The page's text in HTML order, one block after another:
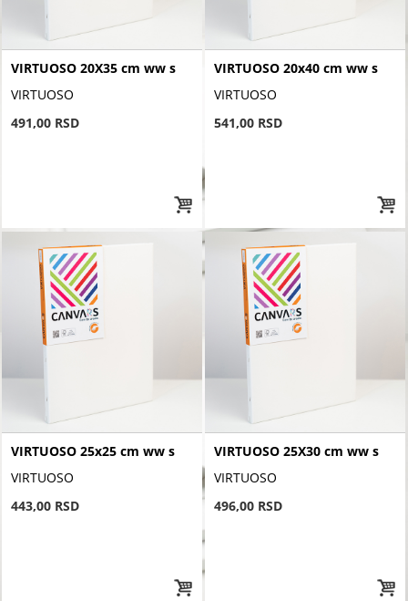
VIRTUOSO 20X35 cm ww s
VIRTUOSO
491,00 RSD
VIRTUOSO 20x40 cm ww s
VIRTUOSO
541,00 RSD
VIRTUOSO 25x25 cm ww s
VIRTUOSO
443,00 RSD
VIRTUOSO 25X30 cm ww s
VIRTUOSO
496,00 RSD